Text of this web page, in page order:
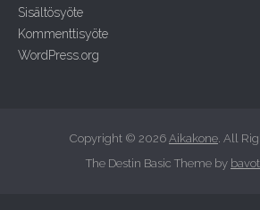
Sisältösyöte
Kommenttisyöte
WordPress.org
Copyright © 2026 Aikakone. All
The Destin Basic Theme by